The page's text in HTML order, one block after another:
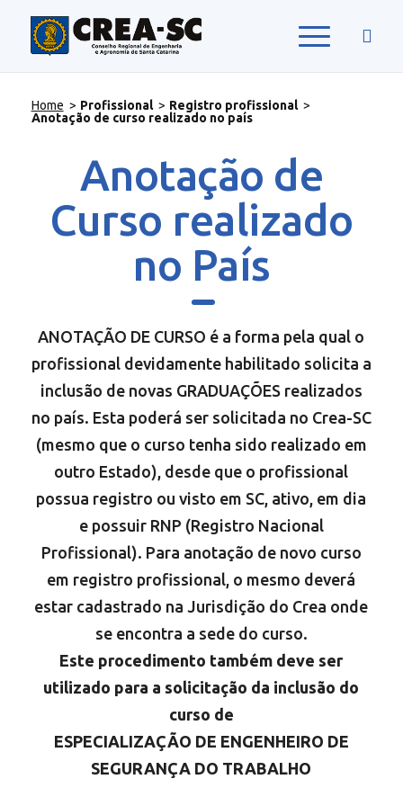
Home > Profissional > Registro profissional >
Anotação de curso realizado no país
Anotação de
Curso realizado
no País
ANOTAÇÃO DE CURSO é a forma pela qual o
profissional devidamente habilitado solicita a
inclusão de novas GRADUAÇÕES realizados
no país. Esta poderá ser solicitada no Crea-SC
(mesmo que o curso tenha sido realizado em
outro Estado), desde que o profissional
possua registro ou visto em SC, ativo, em dia
e possuir RNP (Registro Nacional
Profissional). Para anotação de novo curso
em registro profissional, o mesmo deverá
estar cadastrado na Jurisdição do Crea onde
se encontra a sede do curso.
Este procedimento também deve ser
utilizado para a solicitação da inclusão do
curso de
ESPECIALIZAÇÃO DE ENGENHEIRO DE
SEGURANÇA DO TRABALHO